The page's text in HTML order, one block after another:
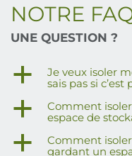
NOTRE
UNE QUESTION ?
a
Je veux isoler
sais pas si c’est
a
Comment
espace de
a
Comment
gardant un